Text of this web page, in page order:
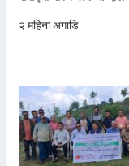
२ महिना अगाडि